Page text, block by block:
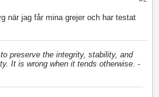
när jag får mina grejer och har testat
preserve the integrity, stability, and
It is wrong when it tends otherwise. -